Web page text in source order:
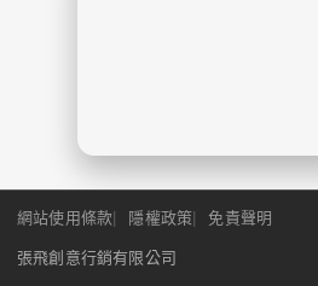
網站使用條款 隱權政策 免責聲明
張飛創意行銷有限公司